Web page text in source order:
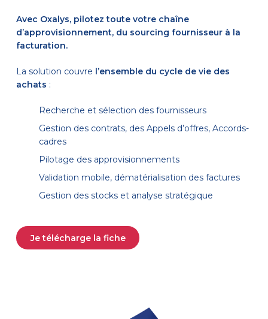
Avec Oxalys, pilotez toute votre chaîne
d’approvisionnement, du sourcing fournisseur à la
facturation.
La solution couvre l’ensemble du cycle de vie des
achats :
Recherche et sélection des fournisseurs
Gestion des contrats, des Appels d’offres, Accords-
cadres
Pilotage des approvisionnements
Validation mobile, dématérialisation des factures
Gestion des stocks et analyse stratégique
Je télécharge la fiche